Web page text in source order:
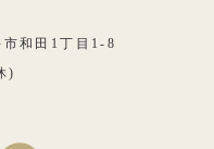
和田1丁目1-8
)